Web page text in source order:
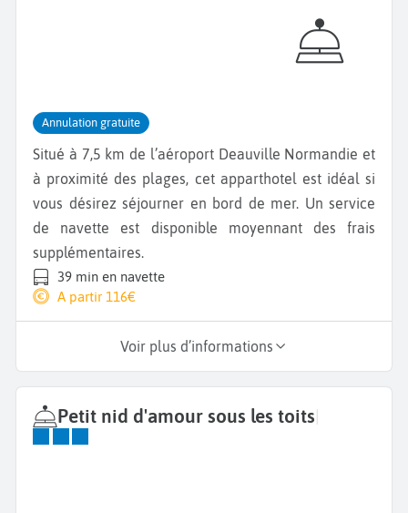
Annulation gratuite
Situé à 7,5 km de l’aéroport Deauville Normandie et
à proximité des plages, cet apparthotel est idéal si
vous désirez séjourner en bord de mer. Un service
de navette est disponible moyennant des frais
supplémentaires.
39 min en navette
A partir 116€
Voir plus d’informations
Petit nid d'amour sous les toits|